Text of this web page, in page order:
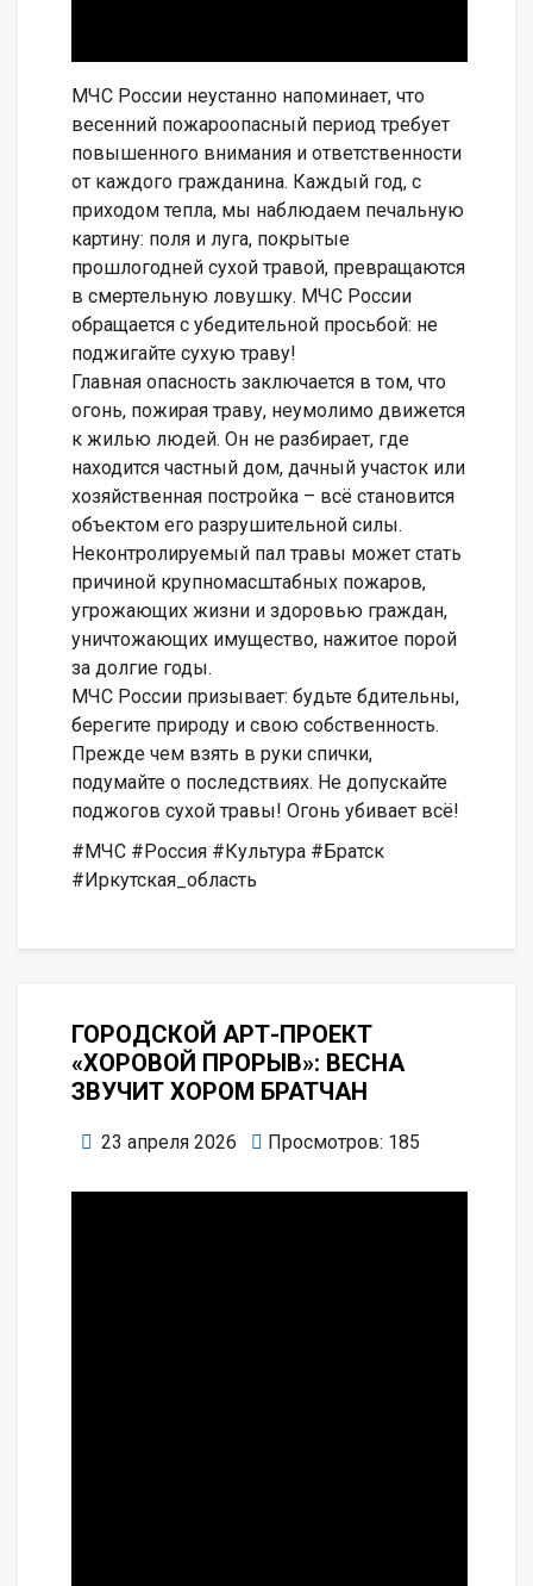
МЧС России неустанно напоминает, что
весенний пожароопасный период требует
повышенного внимания и ответственности
от каждого гражданина. Каждый год, с
приходом тепла, мы наблюдаем печальную
картину: поля и луга, покрытые
прошлогодней сухой травой, превращаются
в смертельную ловушку. МЧС России
обращается с убедительной просьбой: не
поджигайте сухую траву!
Главная опасность заключается в том, что
огонь, пожирая траву, неумолимо движется
к жилью людей. Он не разбирает, где
находится частный дом, дачный участок или
хозяйственная постройка – всё становится
объектом его разрушительной силы.
Неконтролируемый пал травы может стать
причиной крупномасштабных пожаров,
угрожающих жизни и здоровью граждан,
уничтожающих имущество, нажитое порой
за долгие годы.
МЧС России призывает: будьте бдительны,
берегите природу и свою собственность.
Прежде чем взять в руки спички,
подумайте о последствиях. Не допускайте
поджогов сухой травы! Огонь убивает всё!
#МЧС #Россия #Культура #Братск
#Иркутская_область
ГОРОДСКОЙ АРТ-ПРОЕКТ
«ХОРОВОЙ ПРОРЫВ»: ВЕСНА
ЗВУЧИТ ХОРОМ БРАТЧАН
23 апреля 2026 Просмотров: 185